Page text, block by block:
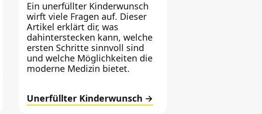
Ein unerfüllter Kinderwunsch
wirft viele Fragen auf. Dieser
Artikel erklärt dir, was
dahinterstecken kann, welche
ersten Schritte sinnvoll sind
und welche Möglichkeiten die
moderne Medizin bietet.
Unerfüllter Kinderwunsch